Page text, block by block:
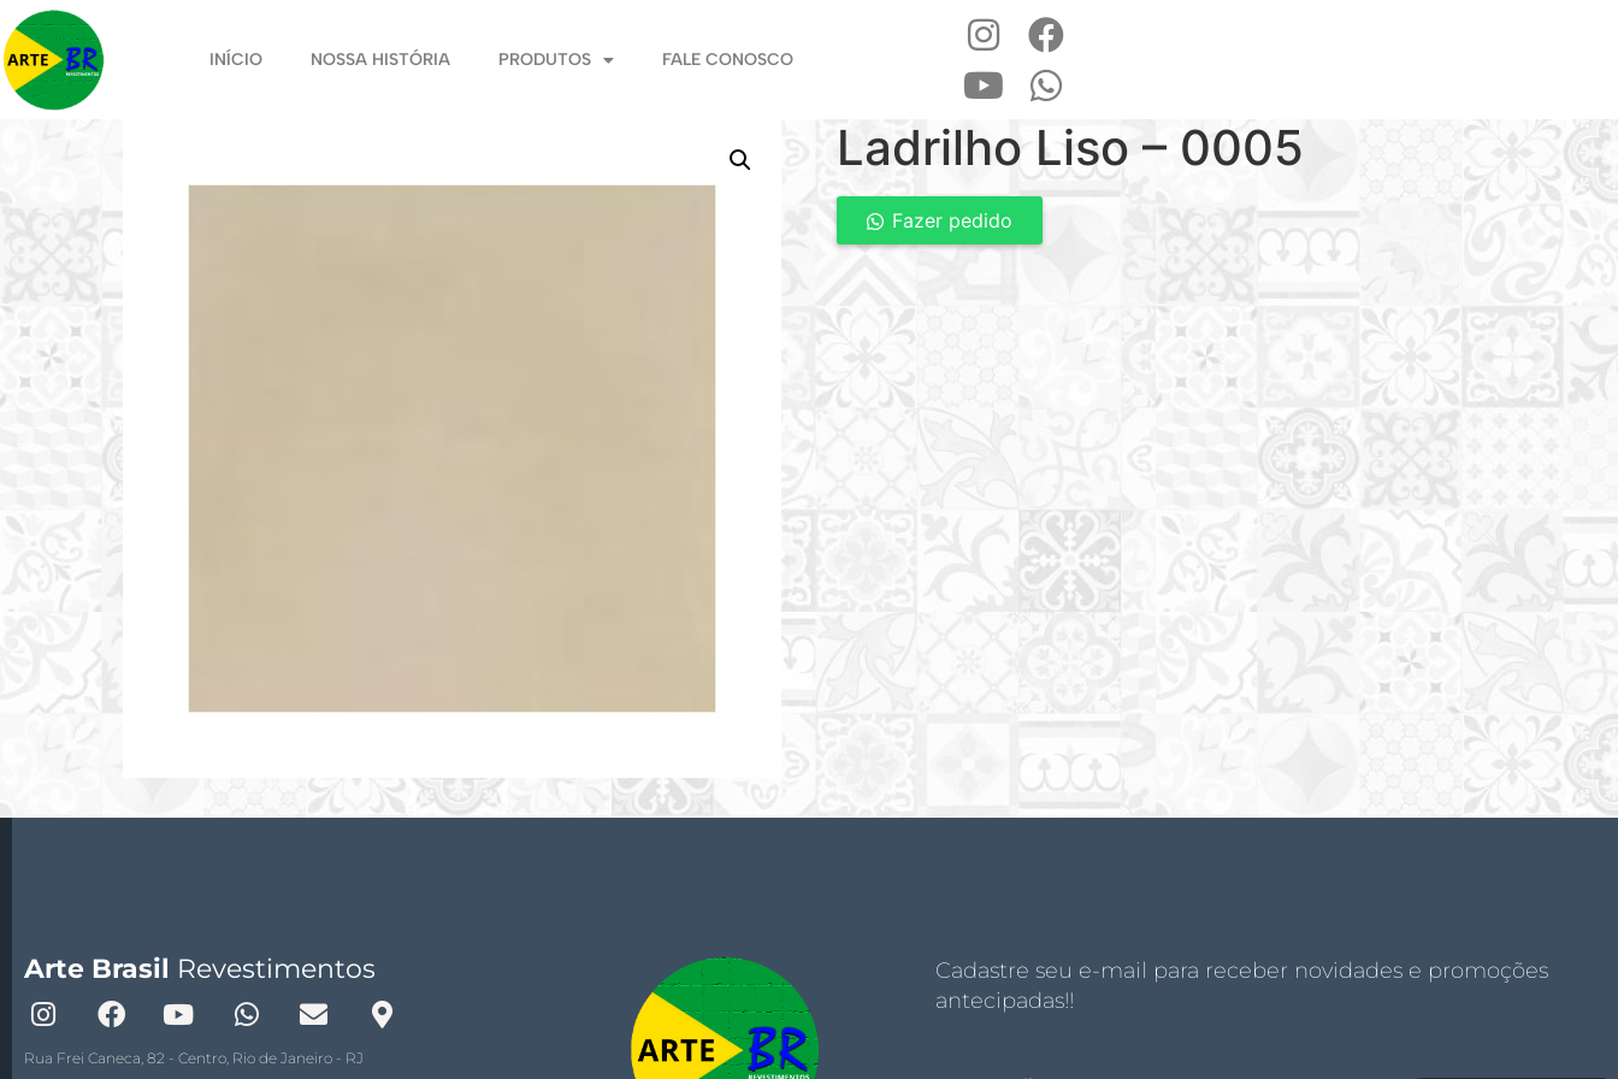
INÍCIO NOSSA HISTÓRIA PRODUTOS FALE CONOSCO
Ladrilho Liso – 0005
Fazer pedido
Arte Brasil Revestimentos
Rua Frei Caneca, 82 - Centro, Rio de Janeiro - RJ
Cadastre seu e-mail para receber novidades e promoções
antecipadas!!